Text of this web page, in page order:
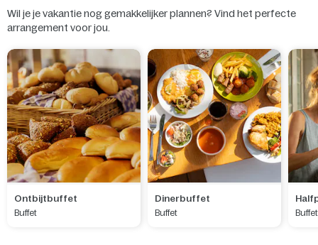
Wil je je vakantie nog gemakkelijker plannen? Vind het perfecte
arrangement voor jou.
Ontbijtbuffet
Buffet
Dinerbuffet
Buffet Buffet